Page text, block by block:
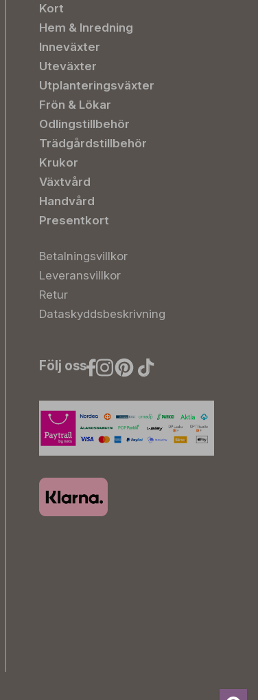
Kort
Hem & Inredning
Inneväxter
Uteväxter
Utplanteringsväxter
Frön & Lökar
Odlingstillbehör
Trädgårdstillbehör
Krukor
Växtvård
Handvård
Presentkort
Betalningsvillkor
Leveransvillkor
Retur
Dataskyddsbeskrivning
Följ oss